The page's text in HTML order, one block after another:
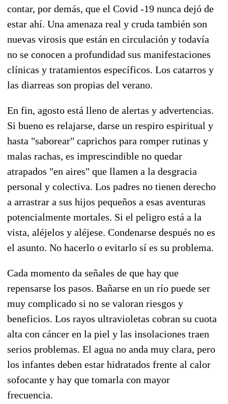
contar, por demás, que el Covid -19 nunca dejó de
estar ahí. Una amenaza real y cruda también son
nuevas virosis que están en circulación y todavía
no se conocen a profundidad sus manifestaciones
clínicas y tratamientos específicos. Los catarros y
las diarreas son propias del verano.
En fin, agosto está lleno de alertas y advertencias.
Si bueno es relajarse, darse un respiro espiritual y
hasta "saborear" caprichos para romper rutinas y
malas rachas, es imprescindible no quedar
atrapados "en aires" que llamen a la desgracia
personal y colectiva. Los padres no tienen derecho
a arrastrar a sus hijos pequeños a esas aventuras
potencialmente mortales. Si el peligro está a la
vista, aléjelos y aléjese. Condenarse después no es
el asunto. No hacerlo o evitarlo sí es su problema.
Cada momento da señales de que hay que
repensarse los pasos. Bañarse en un río puede ser
muy complicado si no se valoran riesgos y
beneficios. Los rayos ultravioletas cobran su cuota
alta con cáncer en la piel y las insolaciones traen
serios problemas. El agua no anda muy clara, pero
los infantes deben estar hidratados frente al calor
sofocante y hay que tomarla con mayor
frecuencia.